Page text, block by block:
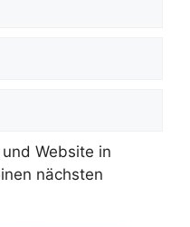
Website in
nächsten